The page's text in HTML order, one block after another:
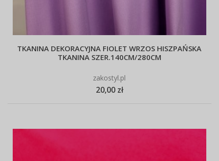
TKANINA DEKORACYJNA FIOLET WRZOS HISZPAŃSKA
TKANINA SZER.140CM/280CM
zakostyl.pl
20,00 zł